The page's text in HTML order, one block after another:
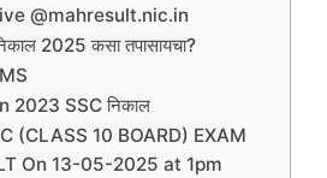
@mahresult.nic.in
2025 कसा तपासायचा?
SSC निकाल
(CLASS 10 BOARD) EXAM
On 13-05-2025 at 1pm